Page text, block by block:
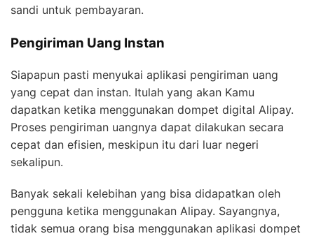
sandi untuk pembayaran.
Pengiriman Uang Instan
Siapapun pasti menyukai aplikasi pengiriman uang
yang cepat dan instan. Itulah yang akan Kamu
dapatkan ketika menggunakan dompet digital Alipay.
Proses pengiriman uangnya dapat dilakukan secara
cepat dan efisien, meskipun itu dari luar negeri
sekalipun.
Banyak sekali kelebihan yang bisa didapatkan oleh
pengguna ketika menggunakan Alipay. Sayangnya,
tidak semua orang bisa menggunakan aplikasi dompet